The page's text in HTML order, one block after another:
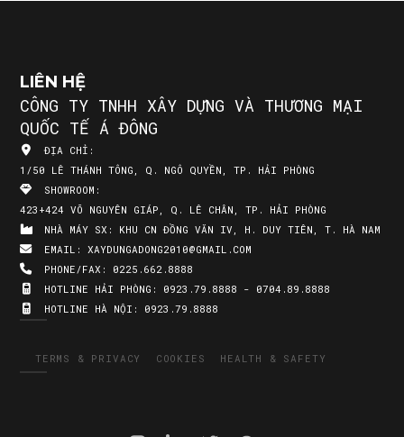
LIÊN HỆ
CÔNG TY TNHH XÂY DỰNG VÀ THƯƠNG MẠI
QUỐC TẾ Á ĐÔNG
ĐỊA CHỈ:
1/50 LÊ THÁNH TÔNG, Q. NGÔ QUYỀN, TP. HẢI PHÒNG
SHOWROOM:
423+424 VÕ NGUYÊN GIÁP, Q. LÊ CHÂN, TP. HẢI PHÒNG
NHÀ MÁY SX: KHU CN ĐỒNG VĂN IV, H. DUY TIÊN, T. HÀ NAM
EMAIL: XAYDUNGADONG2010@GMAIL.COM
PHONE/FAX: 0225.662.8888
HOTLINE HẢI PHÒNG: 0923.79.8888 - 0704.89.8888
HOTLINE HÀ NỘI: 0923.79.8888
TERMS & PRIVACY COOKIES HEALTH & SAFETY